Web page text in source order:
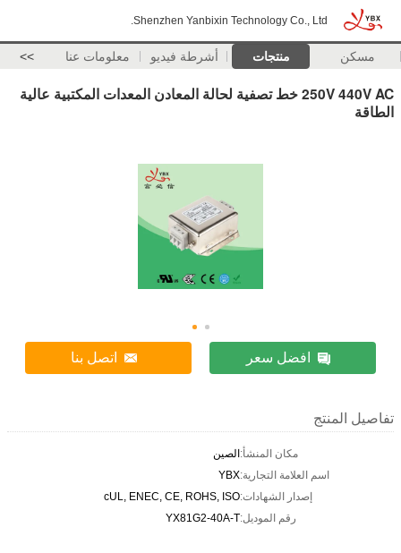
Shenzhen Yanbixin Technology Co., Ltd.
مسكن منتجات أشرطة فيديو معلومات عنا >>
250V 440V AC خط تصفية لحالة المعادن المعدات المكتبية عالية
الطاقة
افضل سعر اتصل بنا
تفاصيل المنتج
مكان المنشأ:الصين
اسم العلامة التجارية:YBX
إصدار الشهادات:cUL, ENEC, CE, ROHS, ISO
رقم الموديل:YX81G2-40A-T